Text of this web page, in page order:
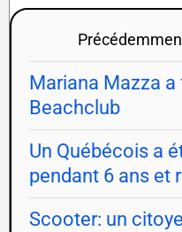
Mariana Mazza
Beachclub
Un Québécois a
pendant 6 ans et
Scooter: un